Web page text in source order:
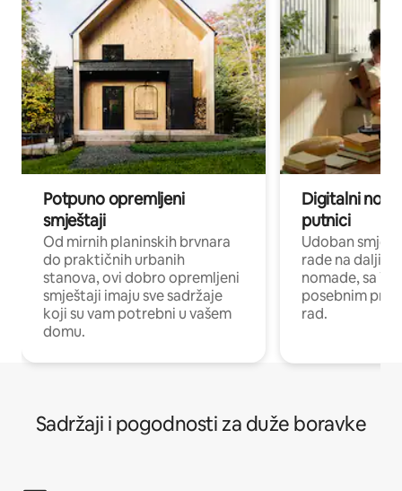
Potpuno opremljeni
smještaji
Od mirnih planinskih brvnara
do praktičnih urbanih
stanova, ovi dobro opremljeni
smještaji imaju sve sadržaje
koji su vam potrebni u vašem
domu.
Digitalni
putnici
Udoban
rade na
nomade, sa
posebnim
rad.
Sadržaji i pogodnosti za duže boravke